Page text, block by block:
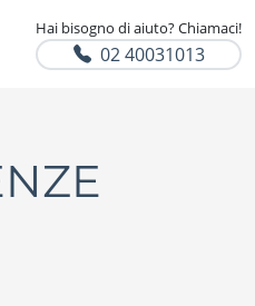
Hai bisogno di aiuto? Chiamaci!
02 40031013